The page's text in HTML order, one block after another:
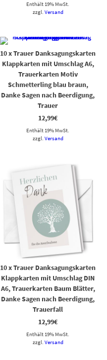
Enthält 19% MwSt.
zzgl. Versand
10 x Trauer Danksagungskarten
Klappkarten mit Umschlag A6,
Trauerkarten Motiv
Schmetterling blau braun,
Danke Sagen nach Beerdigung,
Trauer
12,99€
Enthält 19% MwSt.
zzgl. Versand
10 x Trauer Danksagungskarten
Klappkarten mit Umschlag DIN
A6, Trauerkarten Baum Blätter,
Danke Sagen nach Beerdigung,
Trauerfall
12,99€
Enthält 19% MwSt.
zzgl. Versand